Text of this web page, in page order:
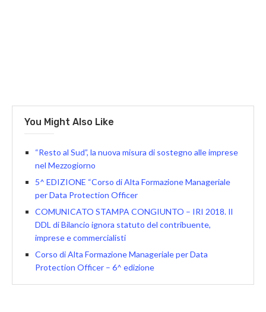
You Might Also Like
“Resto al Sud”, la nuova misura di sostegno alle imprese
nel Mezzogiorno
5^ EDIZIONE “Corso di Alta Formazione Manageriale
per Data Protection Officer
COMUNICATO STAMPA CONGIUNTO – IRI 2018. Il
DDL di Bilancio ignora statuto del contribuente,
imprese e commercialisti
Corso di Alta Formazione Manageriale per Data
Protection Officer – 6^ edizione